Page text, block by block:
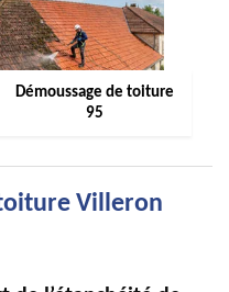
Démoussage de toiture
95
Villeron